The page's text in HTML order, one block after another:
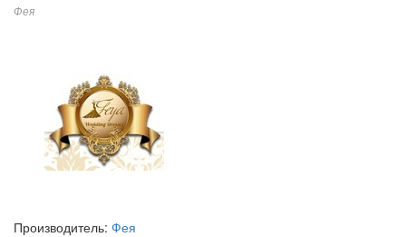
Фея
Производитель: Фея